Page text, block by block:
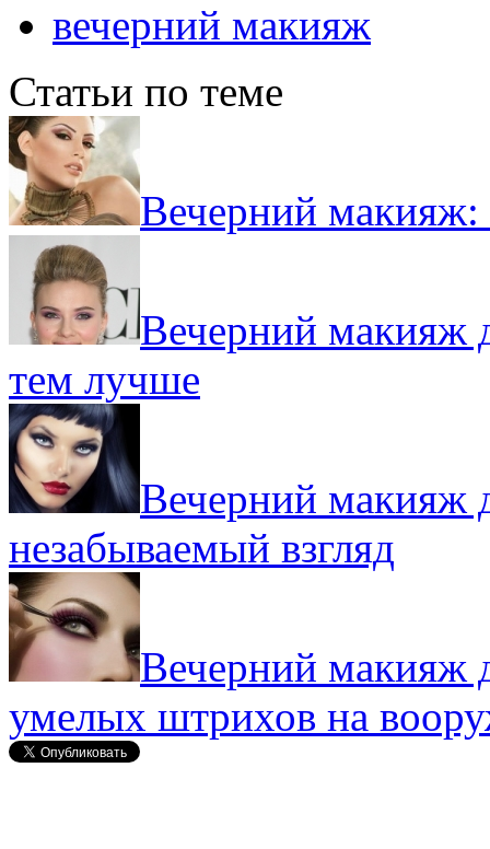
вечерний макияж
Статьи по теме
Вечерний макияж:
Вечерний макияж
тем лучше
Вечерний макияж
незабываемый взгляд
Вечерний макияж
умелых штрихов на